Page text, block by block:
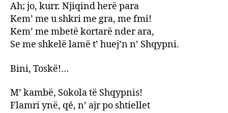
Ah; jo, kurr. Njiqind herë para
Kem’ me u shkri me gra, me fmi!
Kem’ me mbetë kortarë nder ara,
Se me shkelë lamë t’ huej’n n’ Shqypni.
Bini, Toskë!…
M’ kambë, Sokola të Shqypnis!
Flamri ynë, qé, n’ ajr po shtiellet